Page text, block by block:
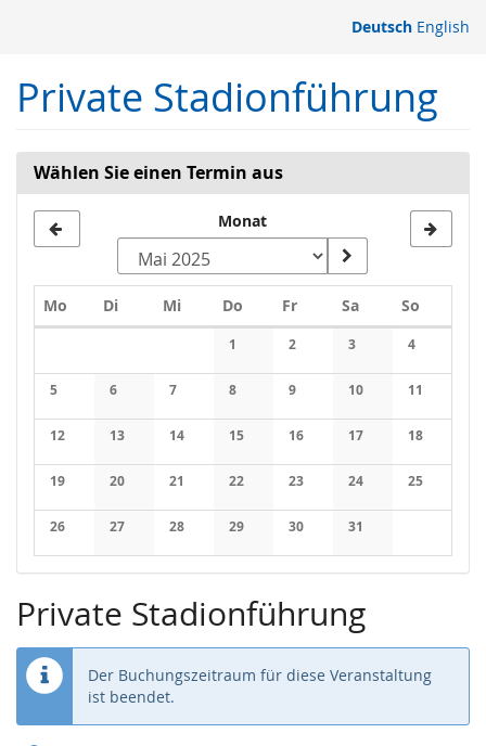
springen
Deutsch English
Private Stadionführung
Wählen Sie einen Termin aus
Monat
Mo Montag
DiDienstag
MiMittwoch
Do Donnerstag
FrFreitagSaSamstag
So
1
Keine Veranstaltungen
2
Keine Veranstaltungen
3
Keine
4
Keine
5
Keine Veranstaltungen
6
Keine Veranstaltungen
7
Keine Veranstaltungen
8
Keine Veranstaltungen
9
Keine Veranstaltungen
10
Keine
11
Keine
12
Keine Veranstaltungen
13
Keine Veranstaltungen
14
Keine Veranstaltungen
15
Keine Veranstaltungen
16
Keine Veranstaltungen
17
Keine
18
Keine
19
Keine Veranstaltungen
20
Keine Veranstaltungen
21
Keine Veranstaltungen
22
Keine Veranstaltungen
23
Keine Veranstaltungen
24
Keine
25
Keine
26
Keine Veranstaltungen
27
Keine Veranstaltungen
28
Keine Veranstaltungen
29
Keine Veranstaltungen
30
Keine Veranstaltungen
31
Keine
Private Stadionführung
Der Buchungszeitraum für diese Veranstaltung
ist beendet.